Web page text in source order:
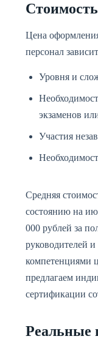
Цена
персонал
Уровня и
экзаменов
Участия
Средняя
состоянию на
000 рублей за
руководителей
компетенциями
предлагаем
сертификации
Реальные